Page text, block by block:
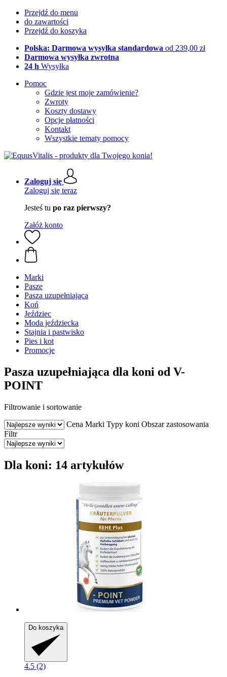
Przejdź do menu
do zawartości
Przejdź do koszyka
Polska: Darmowa wysyłka standardowa od 239,00 zł
Darmowa wysyłka zwrotna
24 h Wysyłka
Pomoc
Gdzie jest moje zamówienie?
Zwroty
Koszty dostawy
Opcje płatności
Kontakt
Wszystkie tematy pomocy
Zaloguj się
Zaloguj się teraz
Jesteś tu po raz pierwszy?
Załóż konto
Marki
Pasze
Pasza uzupełniająca
Koń
Jeździec
Moda jeździecka
Stajnia i pastwisko
Pies i kot
Promocje
Pasza uzupełniająca dla koni od V-
POINT
Filtrowanie i sortowanie
Cena Marki Typy koni Obszar zastosowania
Filtr
Dla koni: 14 artykułów
Do koszyka
4.5 (2)